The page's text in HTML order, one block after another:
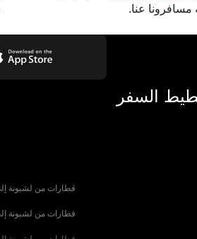
مسافرونا عنا.
السفر
قطارات من لشبونة إلى
قطارات من لشبونة